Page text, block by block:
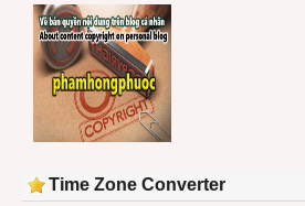
Time Zone Converter